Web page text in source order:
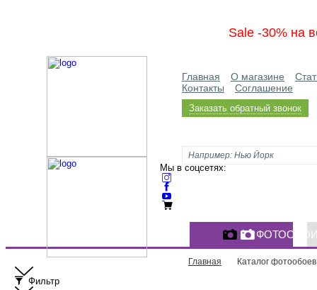
Sale -30% на
Главная О магазине
Контакты
Соглашение
Заказать обратный звонок
Мы в соцсетях:
Главная Каталог фотообоев
Фильтр